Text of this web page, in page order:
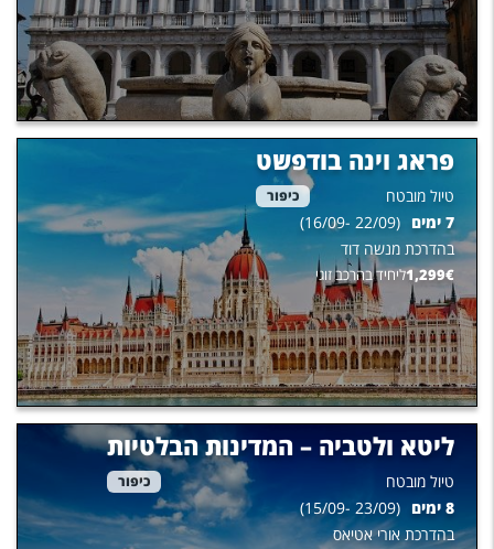
פראג וינה בודפשט
טיול מובטח כיפור
7 ימים (
22/09
-
16/09
)
בהדרכת מנשה דוד
1,299€ ליחיד בהרכב זוגי
ליטא ולטביה – המדינות הבלטיות
טיול מובטח כיפור
8 ימים (
23/09
-
15/09
)
בהדרכת אורי אטיאס